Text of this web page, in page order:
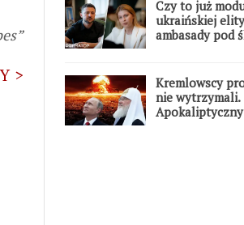
>
Czy to już
ukraińskiej
ambasady pod
Kremlowscy
nie wytrzymali.